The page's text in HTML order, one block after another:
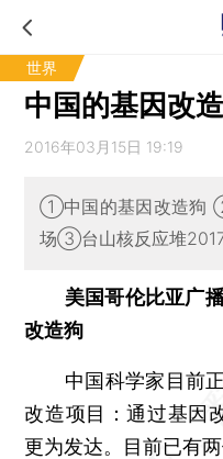
世界
中国的基因改
2016年03月15日 19:19
①中国的基因改造狗
场③台山核反应堆
美国哥伦比亚广
改造狗
中国科学家目前正
改造项目：通过基因
更为发达。目前已有两